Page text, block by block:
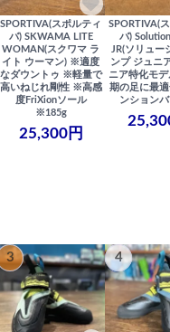
SPORTIVA(スポルティ
バ) SKWAMA LITE
WOMAN(スクワマ ラ
イト ウーマン) ※適度
なダウントゥ ※軽量で
高いねじれ剛性 ※高感
度FriXionソール
※185g
25,300円
SPORTIVA(
バ)
JR(ソリュー
ンプ ジュニ
ニア特化モ
期の足に最
ンション
3 4